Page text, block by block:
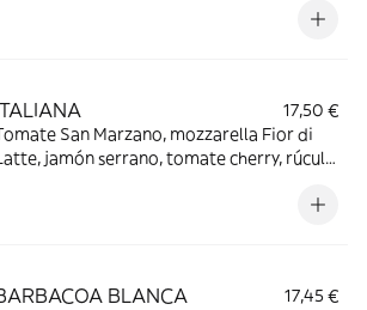
17,50 €
San Marzano, mozzarella Fior di
jamón serrano, tomate cherry, rúcula
BLANCA
17,45 €